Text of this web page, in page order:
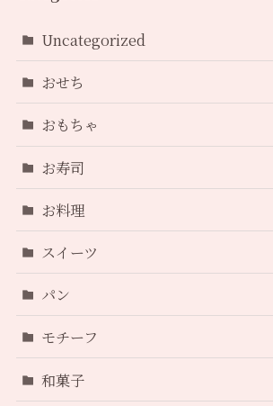
Uncategorized
おせち
おもちゃ
お寿司
お料理
スイーツ
パン
モチーフ
和菓子